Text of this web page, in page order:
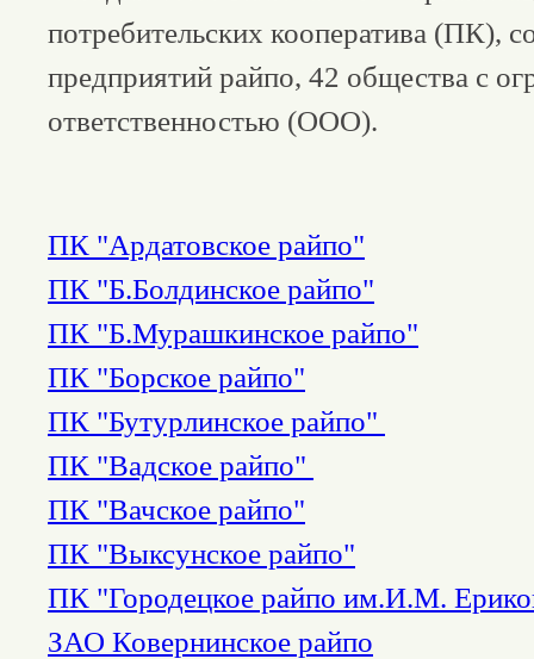
потребительских кооператива (ПК),
предприятий райпо, 42 общества с
ответственностью (ООО).
ПК "Ардатовское райпо"
ПК "Б.Болдинское райпо"
ПК "Б.Мурашкинское райпо"
ПК "Борское райпо"
ПК "Бутурлинское райпо"
ПК "Вадское райпо"
ПК "Вачское райпо"
ПК "Выксунское райпо"
ПК "Городецкое райпо им.И.М.
ЗАО Ковернинское райпо